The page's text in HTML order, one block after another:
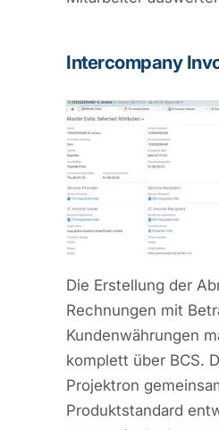
Intercompany
Die Erstellung der
Rechnungen mit
Kundenwährungen
komplett über BCS.
Projektron
Produktstandard